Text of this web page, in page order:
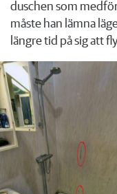
duschen som
måste han lämna
längre tid på sig att